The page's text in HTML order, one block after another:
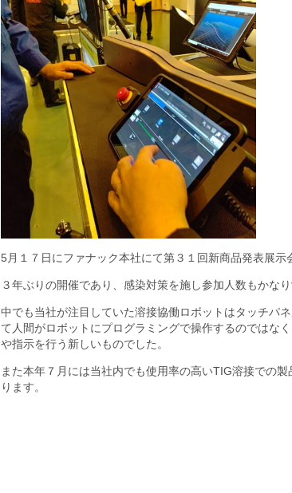
5月１７日にファナック本社にて第３１回新商品発表展示
３年ぶりの開催であり、感染対策を施し参加人数もかな
中でも当社が注目していた溶接協働ロボットはタッチパ
て人間がロボットにプログラミングで操作するのではな
や指示を行う新しいものでした。
また本年７月には当社内でも使用率の高いTIG溶接での
ります。